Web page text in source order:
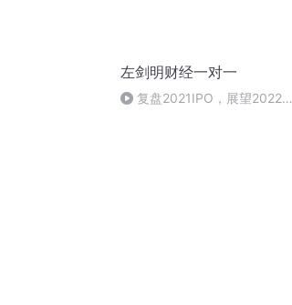
左剑明财经一对一
复盘2021IPO，展望2022新